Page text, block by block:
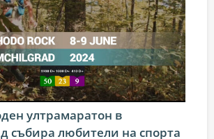
ултрамаратон в
събира любители на спорта